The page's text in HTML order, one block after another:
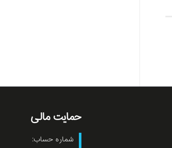
حمایت مالی
شماره حساب: